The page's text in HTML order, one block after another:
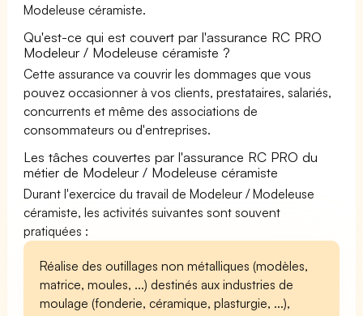
Modeleuse céramiste.
Qu'est-ce qui est couvert par l'assurance RC PRO
Modeleur / Modeleuse céramiste ?
Cette assurance va couvrir les dommages que vous
pouvez occasionner à vos clients, prestataires, salariés,
concurrents et même des associations de
consommateurs ou d'entreprises.
Les tâches couvertes par l'assurance RC PRO du
métier de Modeleur / Modeleuse céramiste
Durant l'exercice du travail de Modeleur / Modeleuse
céramiste, les activités suivantes sont souvent
pratiquées :
Réalise des outillages non métalliques (modèles,
matrice, moules, ...) destinés aux industries de
moulage (fonderie, céramique, plasturgie, ...),